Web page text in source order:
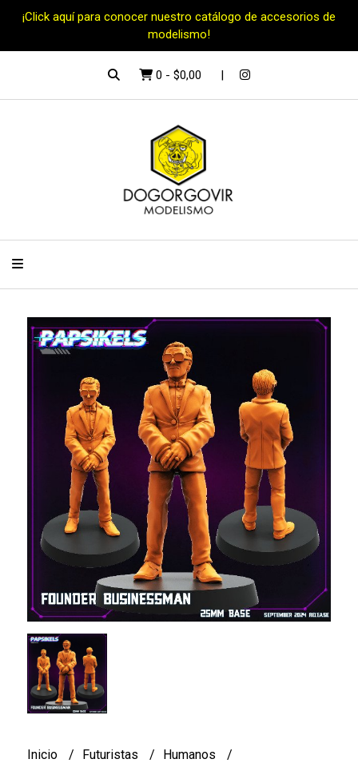
¡Click aquí para conocer nuestro catálogo de accesorios de
modelismo!
0 - $0,00
Inicio Futuristas
Humanos